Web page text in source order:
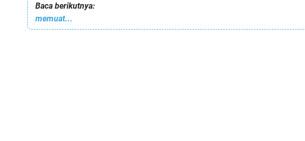
Baca berikutnya:
memuat...